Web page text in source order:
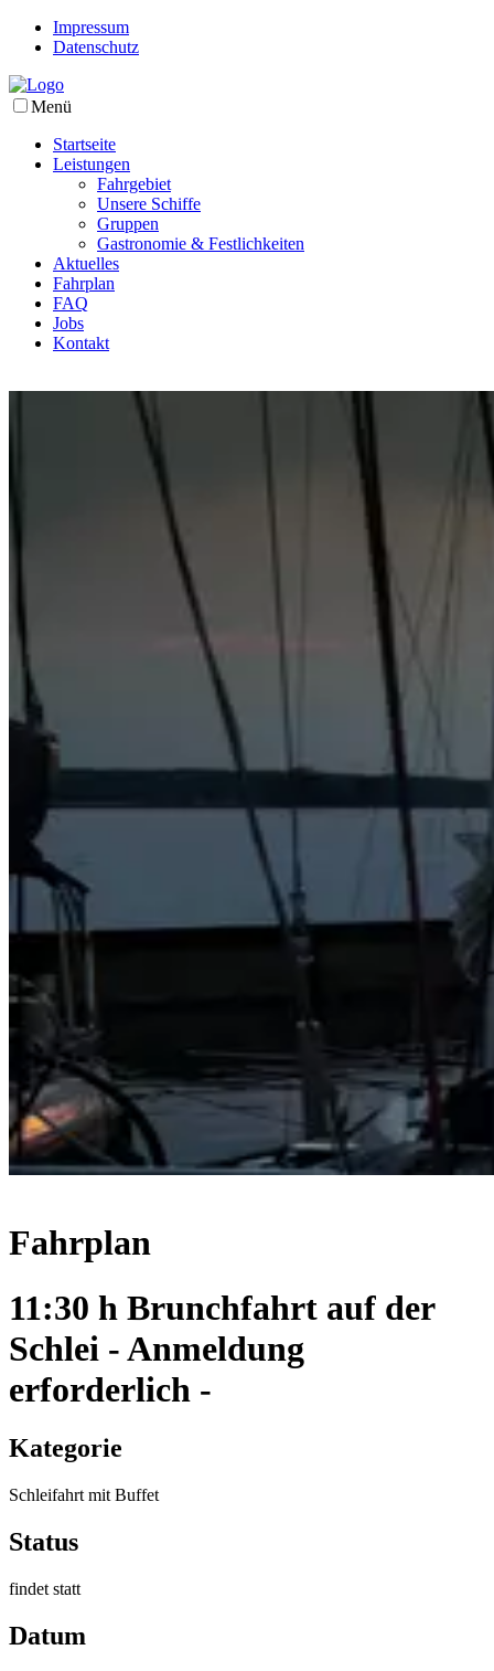
Impressum
Datenschutz
Menü
Startseite
Leistungen
Fahrgebiet
Unsere Schiffe
Gruppen
Gastronomie & Festlichkeiten
Aktuelles
Fahrplan
FAQ
Jobs
Kontakt
Fahrplan
11:30 h Brunchfahrt auf der
Schlei - Anmeldung
erforderlich -
Kategorie
Schleifahrt mit Buffet
Status
findet statt
Datum